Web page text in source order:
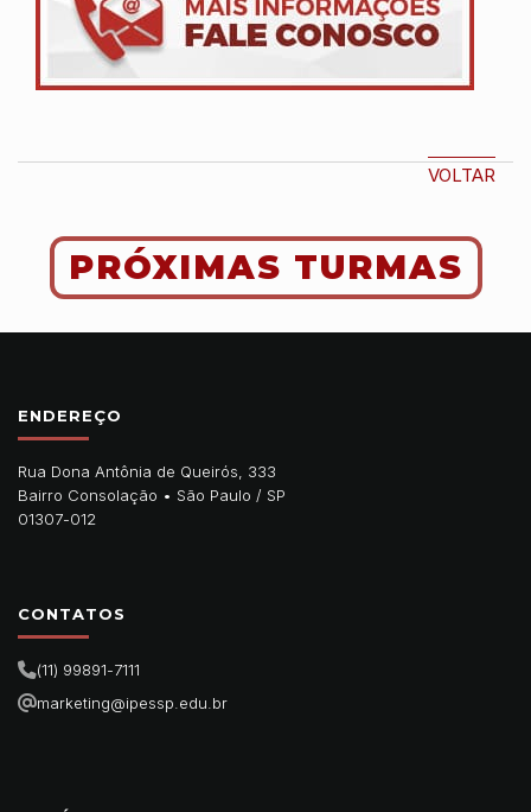
VOLTAR
PRÓXIMAS TURMAS
ENDEREÇO
Rua Dona Antônia de Queirós, 333
Bairro Consolação • São Paulo / SP
01307-012
CONTATOS
(11) 99891-7111
marketing@ipessp.edu.br